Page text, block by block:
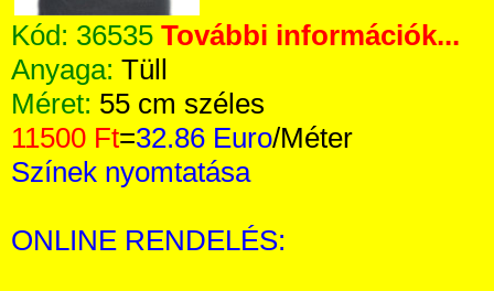
Kód: 36535 További információk...
Anyaga: Tüll
Méret: 55 cm széles
11500 Ft=32.86 Euro/Méter
Színek nyomtatása
ONLINE RENDELÉS: